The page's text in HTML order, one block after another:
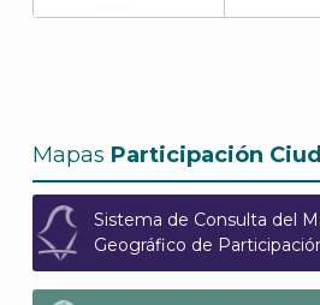
Mapas Participación
Sistema de Consulta del
Geográfico de